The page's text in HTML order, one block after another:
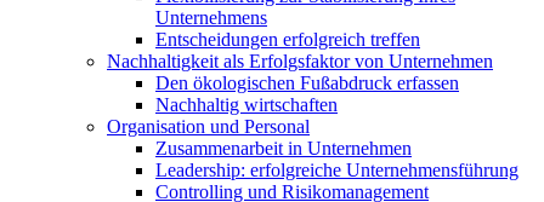
Unternehmens
Entscheidungen erfolgreich treffen
Nachhaltigkeit als Erfolgsfaktor von Unternehmen
Den ökologischen Fußabdruck erfassen
Nachhaltig wirtschaften
Organisation und Personal
Zusammenarbeit in Unternehmen
Leadership: erfolgreiche Unternehmensführung
Controlling und Risikomanagement